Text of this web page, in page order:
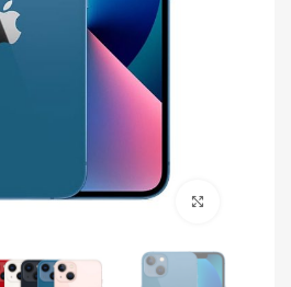
برای بزرگنمایی کلیک کنید